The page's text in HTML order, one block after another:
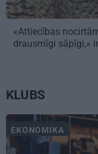
«Attiecības
drausmīgi sāpīgi,»
KLUBS
EKONOMIKA